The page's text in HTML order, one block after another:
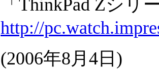
「ThinkPad Zシリ
http://
(2006年8月4日 )